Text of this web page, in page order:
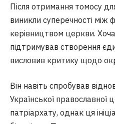
Після отримання томосу
виникли суперечності між
керівництвом церкви. Хоча
підтримував створення
висловив критику щодо
Він навіть спробував
Української православної
патріархату, однак ця